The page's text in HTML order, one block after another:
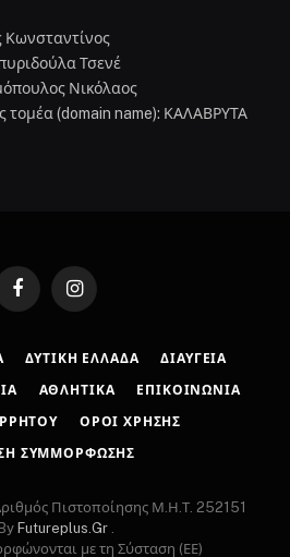
Κωνσταντίνος
Τσενέ
Νικόλαος
τομέα (domain name): ΚΑΛΑΒΡΥΤΑ
FacebookInstagram
ΔΥΤΙΚΉ ΕΛΛΆΔΑ ΔΙΑΎΓΕΙΑ
ΑΘΛΗΤΙΚΆ ΕΠΙΚΟΙΝΩΝΊΑ
ΌΡΟΙ ΧΡΉΣΗΣ
ΣΥΜΜΌΡΦΩΣΗΣ
Πιστοποίησης Μ.Η.Τ. 252151
Futureplus.Gr
με τη Σύσταση (ΕΕ)